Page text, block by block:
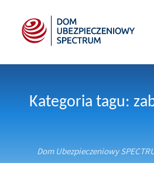
Kategoria tagu:
Dom Ubezpieczeniowy